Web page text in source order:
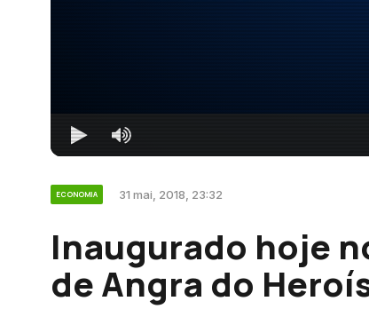
ECONOMIA 31 mai, 2018, 23:32
Inaugurado hoje
de Angra do